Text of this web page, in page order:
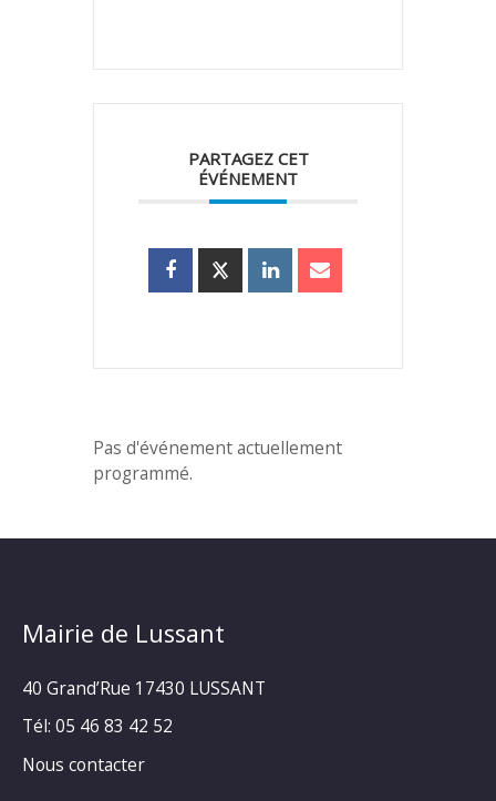
PARTAGEZ CET
ÉVÉNEMENT
Pas d'événement actuellement
programmé.
Mairie de Lussant
40 Grand’Rue 17430 LUSSANT
Tél: 05 46 83 42 52
Nous contacter